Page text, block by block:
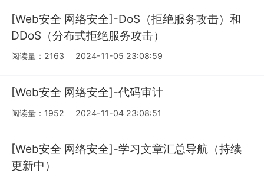
[Web安全 网络安全]-DoS（拒绝服务攻击）和
DDoS（分布式拒绝服务攻击）
阅读量：2163 2024-11-05 23:08:59
[Web安全 网络安全]-代码审计
阅读量：1952 2024-11-04 23:08:51
[Web安全 网络安全]-学习文章汇总导航（持续
更新中）